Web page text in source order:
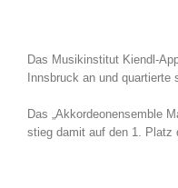
Das Musikinstitut Kiendl-
Innsbruck an und
Das „Akkordeonensemble
stieg damit auf den 1. Platz